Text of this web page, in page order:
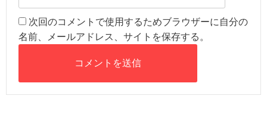
次回のコメントで使用するためブラウザーに自分の
名前、メールアドレス、サイトを保存する。